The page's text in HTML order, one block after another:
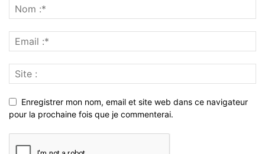
Enregistrer mon nom, email et site web dans ce navigateur
pour la prochaine fois que je commenterai.